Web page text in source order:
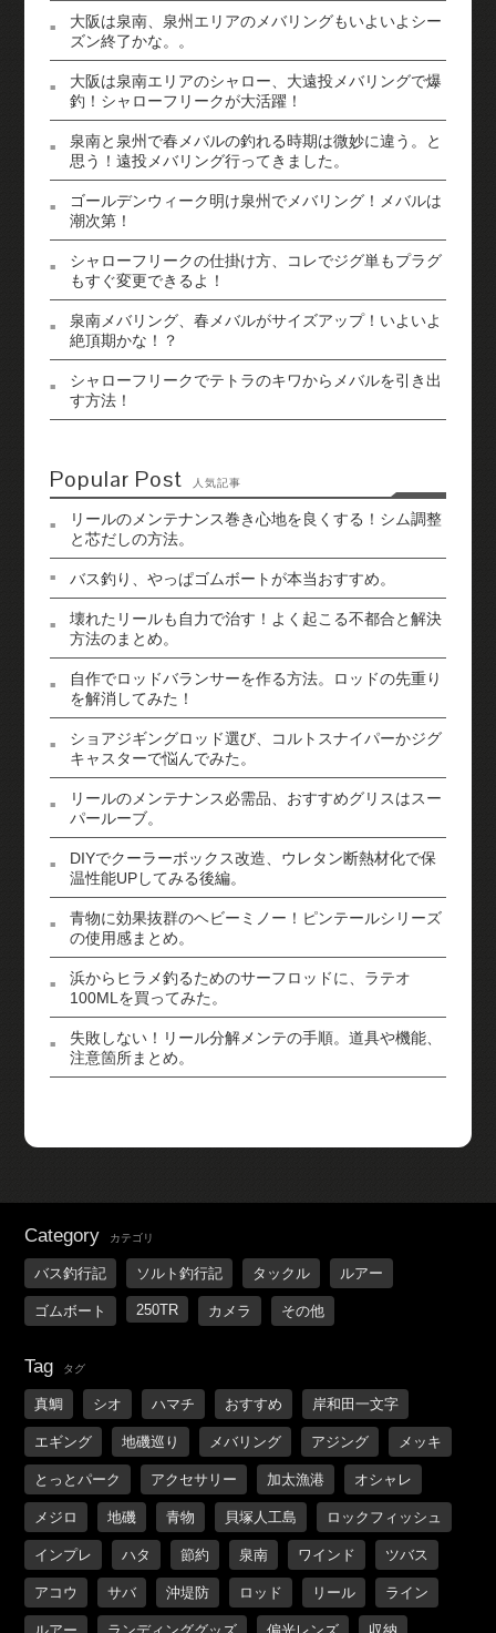
大阪は泉南、泉州エリアのメバリングもいよいよシー
ズン終了かな。。
大阪は泉南エリアのシャロー、大遠投メバリングで爆
釣！シャローフリークが大活躍！
泉南と泉州で春メバルの釣れる時期は微妙に違う。と
思う！遠投メバリング行ってきました。
ゴールデンウィーク明け泉州でメバリング！メバルは
潮次第！
シャローフリークの仕掛け方、コレでジグ単もプラグ
もすぐ変更できるよ！
泉南メバリング、春メバルがサイズアップ！いよいよ
絶頂期かな！？
シャローフリークでテトラのキワからメバルを引き出
す方法！
Popular Post 人気記事
リールのメンテナンス巻き心地を良くする！シム調整
と芯だしの方法。
バス釣り、やっぱゴムボートが本当おすすめ。
壊れたリールも自力で治す！よく起こる不都合と解決
方法のまとめ。
自作でロッドバランサーを作る方法。ロッドの先重り
を解消してみた！
ショアジギングロッド選び、コルトスナイパーかジグ
キャスターで悩んでみた。
リールのメンテナンス必需品、おすすめグリスはスー
パールーブ。
DIYでクーラーボックス改造、ウレタン断熱材化で保
温性能UPしてみる後編。
青物に効果抜群のヘビーミノー！ピンテールシリーズ
の使用感まとめ。
浜からヒラメ釣るためのサーフロッドに、ラテオ
100MLを買ってみた。
失敗しない！リール分解メンテの手順。道具や機能、
注意箇所まとめ。
Category カテゴリ
バス釣行記 ソルト釣行記 タックル ルアー
ゴムボート 250TR カメラ その他
Tag タグ
真鯛 シオ ハマチ おすすめ 岸和田一文字
エギング 地磯巡り メバリング アジング メッキ
とっとパーク アクセサリー 加太漁港 オシャレ
メジロ 地磯 青物 貝塚人工島 ロックフィッシュ
インプレ ハタ 節約 泉南 ワインド ツバス
アコウ サバ 沖堤防 ロッド リール ライン